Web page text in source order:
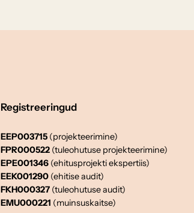
Registreeringud
EEP003715 (projekteerimine)
FPR000522 (tuleohutuse projekteerimine)
EPE001346 (ehitusprojekti ekspertiis)
EEK001290(ehitise audit)
FKH000327 (tuleohutuse audit)
EMU000221 (muinsuskaitse)